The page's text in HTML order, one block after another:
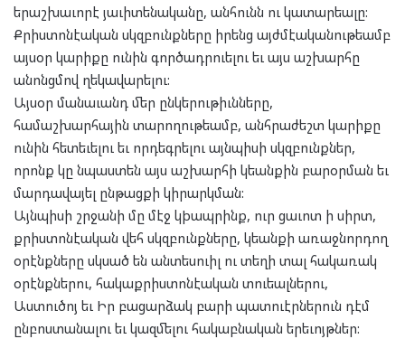
երաշխաւորէ յաւիտենականը, անհունն ու կատարեալը:
Քրիստոնէական սկզբունքները իրենց այժմէականութեամբ
այսօր կարիքը ունին գործադրուելու եւ այս աշխարհը
անոնցմով ղեկավարելու:
Այսօր մանաւանդ մեր ընկերութիւնները,
համաշխարհային տարողութեամբ, անհրաժեշտ կարիքը
ունին հետեւելու եւ որդեգրելու այնպիսի սկզբունքներ,
որոնք կը նպաստեն այս աշխարհի կեանքին բարօրման եւ
մարդավայել ընթացքի կիրարկման:
Այնպիսի շրջանի մը մէջ կþապրինք, ուր ցաւոտ ի սիրտ,
քրիստոնէական վեհ սկզբունքները, կեանքի առաջնորդող
օրէնքները սկսած են անտեսուիլ ու տեղի տալ հակառակ
օրէնքներու, հակաքրիստոնէական տուեալներու,
Աստուծոյ եւ Իր բացարձակ բարի պատուէրներուն դէմ
ընբոստանալու եւ կազմելու հակաբնական երեւոյթներ: